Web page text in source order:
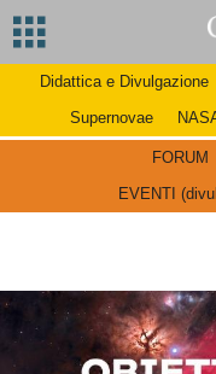
Didattica e Divulgazione
Supernovae
FORUM
EVENTI